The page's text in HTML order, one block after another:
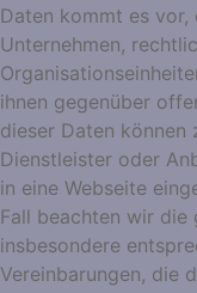
Daten kommt es vor,
Unternehmen,
ihnen gegenüber
dieser Daten
Dienstleister oder
in eine Webseite
Fall beachten wir die
insbesondere
Vereinbarungen, die